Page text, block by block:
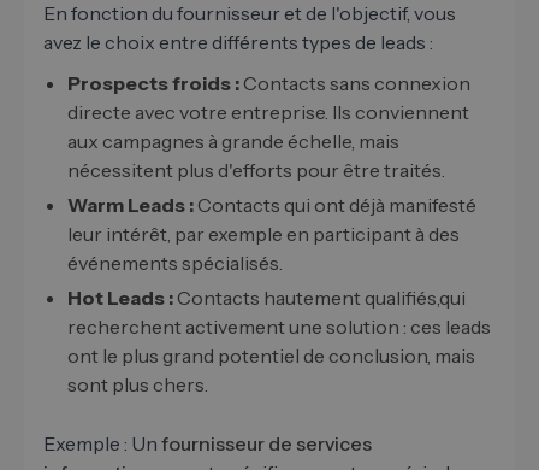
En fonction du fournisseur et de l'objectif, vous
avez le choix entre différents types de leads :
Prospects froids : Contacts sans connexion
directe avec votre entreprise. Ils conviennent
aux campagnes à grande échelle, mais
nécessitent plus d'efforts pour être traités.
Warm Leads : Contacts qui ont déjà manifesté
leur intérêt, par exemple en participant à des
événements spécialisés.
Hot Leads : Contacts hautement qualifiés,qui
recherchent activement une solution : ces leads
ont le plus grand potentiel de conclusion, mais
sont plus chers.
Exemple : Un fournisseur de services